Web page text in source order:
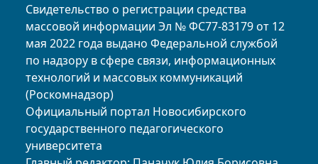
Свидетельство о регистрации средства
массовой информации Эл № ФС77-83179 от 12
мая 2022 года выдано Федеральной службой
по надзору в сфере связи, информационных
технологий и массовых коммуникаций
(Роскомнадзор)
Официальный портал Новосибирского
государственного педагогического
университета